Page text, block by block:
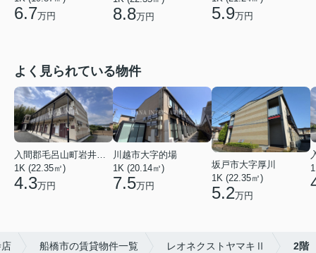
6.7万円 8.8万円 5.9万円
よく見られている物件
1K (22.35㎡)
4.3万円
川越市大字的場
1K (20.14㎡)
7.5万円
坂戸市大字厚川
1K (22.35㎡)
5.2万円
船橋市の賃貸物件一覧 レオネクストヤマキⅡ 2階